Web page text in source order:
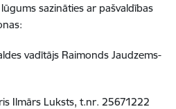
sazināties ar pašvaldības
vadītājs Raimonds Jaudzems-
Ilmārs Luksts, t.nr. 25671222